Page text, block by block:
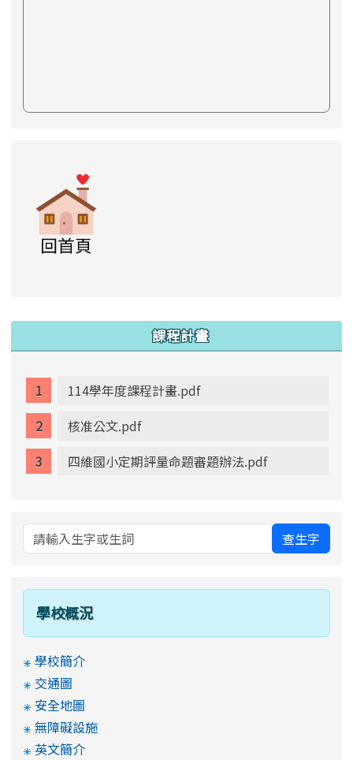
課程計畫
114學年度課程計畫.pdf
核准公文.pdf
四維國小定期評量命題審題辦法.pdf
查生字
學校概況
學校簡介
交通圖
安全地圖
無障礙設施
英文簡介